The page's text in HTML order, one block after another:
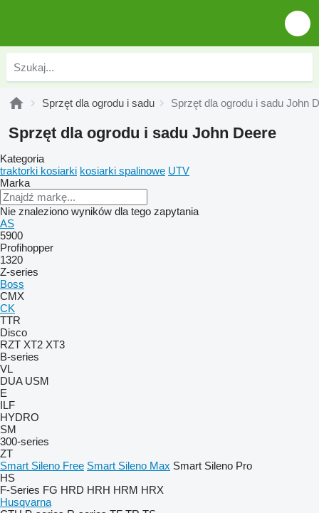
Sprzęt dla ogrodu i sadu Sprzęt dla ogrodu i sadu John
Sprzęt dla ogrodu i sadu John Deere
Kategoria
traktorki kosiarki kosiarki spalinowe UTV
Marka
Nie znaleziono wyników dla tego zapytania
AS
5900
Profihopper
1320
Z-series
Boss
CMX
CK
TTR
Disco
RZT XT2 XT3
B-series
VL
DUA USM
E
ILF
HYDRO
SM
300-series
ZT
Smart Sileno Free Smart Sileno Max Smart Sileno Pro
HS
F-Series FG HRD HRH HRM HRX
Husqvarna